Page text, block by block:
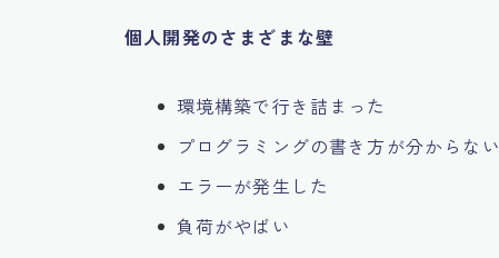
個人開発のさまざまな壁
環境構築で行き詰まった
プログラミングの書き方が分からない
エラーが発生した
負荷がやばい